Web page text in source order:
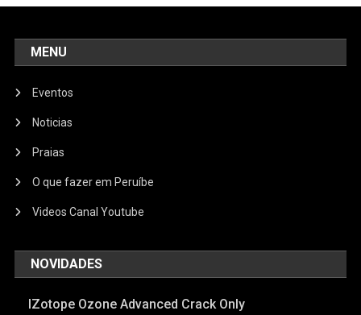
MENU
Eventos
Noticias
Praias
O que fazer em Peruíbe
Videos Canal Youtube
NOVIDADES
IZotope Ozone Advanced Crack Only